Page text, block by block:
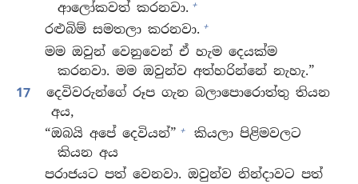
ආලෝකවත් කරනවා. +
රළුබිම් සමතලා කරනවා. +
මම ඔවුන් වෙනුවෙන් ඒ හැම දෙයක්ම
කරනවා. මම ඔවුන්ව අත්හරින්නේ නැහැ.”
17
දෙවිවරුන්ගේ රූප ගැන බලාපොරොත්තු තියන
අය,
“ඔබයි අපේ දෙවියන්” +
කියලා පිළිමවලට
කියන අය
පරාජයට පත් වෙනවා. ඔවුන්ව නින්දාවට පත්